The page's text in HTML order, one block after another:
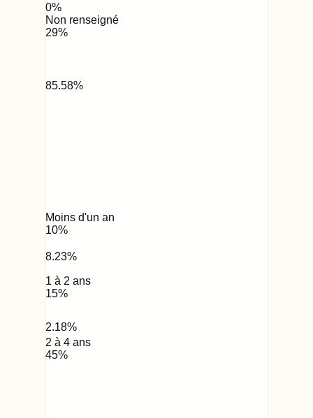
0%
Non renseigné
29%
85.58%
Moins d'un an
10%
8.23%
1 à 2 ans
15%
2.18%
2 à 4 ans
45%